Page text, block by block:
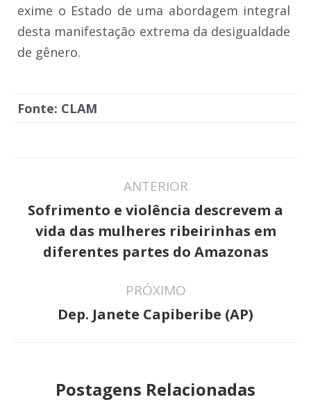
exime o Estado de uma abordagem integral
desta manifestação extrema da desigualdade
de gênero.
Fonte: CLAM
de
post:
ANTERIOR
Post
anterior:
Sofrimento e violência descrevem a
vida das mulheres ribeirinhas em
diferentes partes do Amazonas
PRÓXIMO
Próximo
Dep. Janete Capiberibe (AP)
Postagens Relacionadas